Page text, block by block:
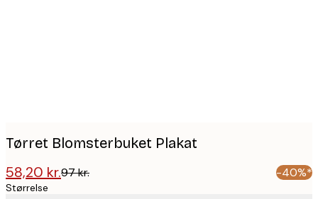
Tørret Blomsterbuket Plakat
58,20 kr.97 kr. -40%*
Størrelse